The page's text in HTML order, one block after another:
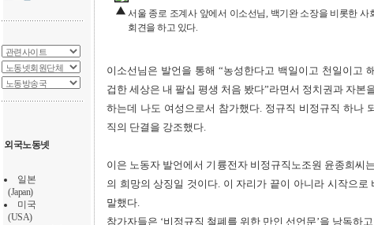
외국노동넷
일본
(Japan)
미국
(USA)
서울 종로 조계사 앞에서 이소선님, 백기완 소장을 비롯한
회견을 하고 있다.
이소선님은 발언을 통해 “농성한다고 백일이고 천일이고
겁한 세상은 내 팔십 평생 처음 봤다”라면서 정치권과 자본
하는데 나도 여성으로서 참가했다. 정규직 비정규직 하나
직의 단결을 강조했다.
이은 노동자 발언에서 기륭전자 비정규직노조원 윤종희씨
의 희망의 상징일 것이다. 이 자리가 끝이 아니라 시작으
말했다.
참가자들은 ‘비정규직 철폐를 위한 만인 선언문’을 낭독하